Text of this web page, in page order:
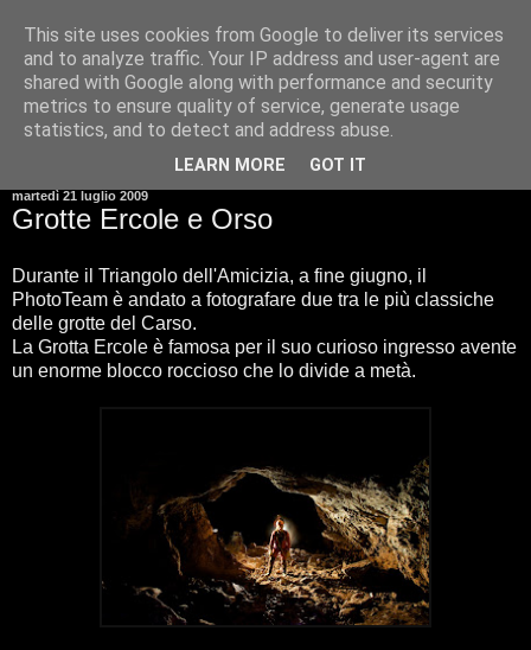
martedì 21 luglio 2009
Grotte Ercole e Orso
Durante il Triangolo dell'Amicizia, a fine giugno, il
PhotoTeam è andato a fotografare due tra le più classiche
delle grotte del Carso.
La Grotta Ercole è famosa per il suo curioso ingresso avente
un enorme blocco roccioso che lo divide a metà.
This site uses cookies from Google to deliver its services
and to analyze traffic. Your IP address and user-agent are
shared with Google along with performance and security
metrics to ensure quality of service, generate usage
statistics, and to detect and address abuse.
LEARN MORE GOT IT